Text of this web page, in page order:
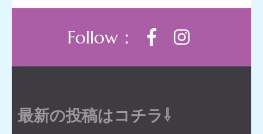
Follow：
最新の投稿はコチラ⇩